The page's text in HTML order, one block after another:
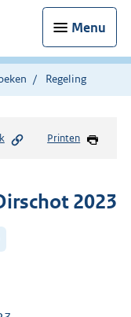
Menu
Regeling
Printen
2023